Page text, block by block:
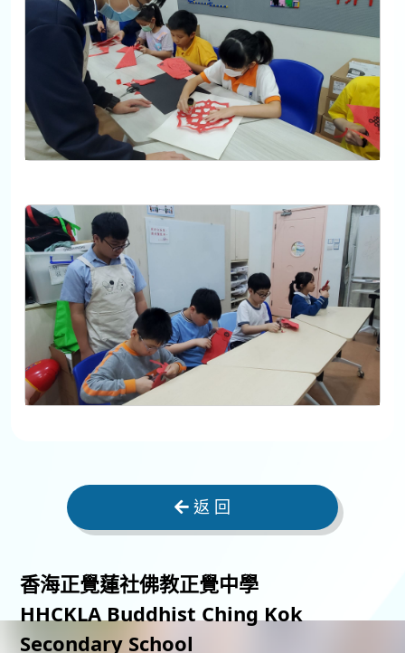
返 回
香海正覺蓮社佛教正覺中學
HHCKLA Buddhist Ching Kok
Secondary School